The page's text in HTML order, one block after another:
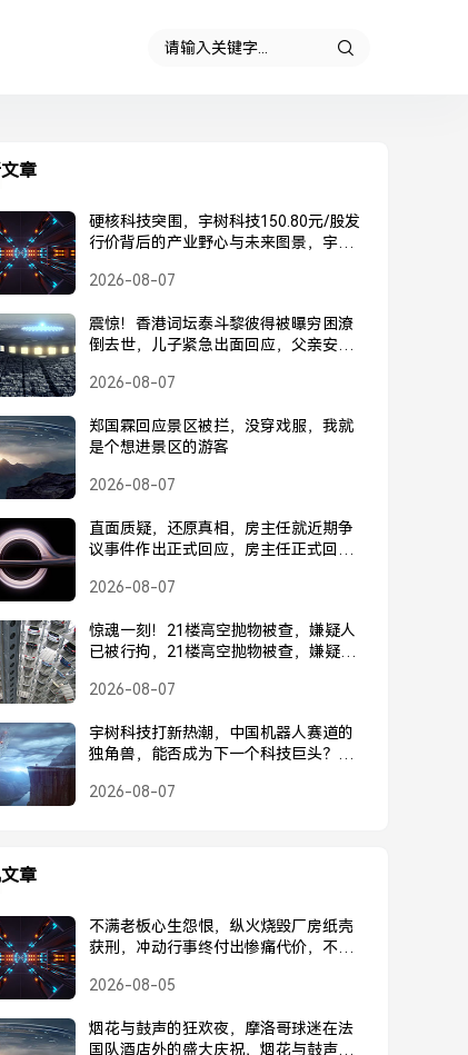
章
硬核科技突围，宇树科技150.80元/股发
行价背后的产业野心与未来图景，宇树
背后的产业野心与未来图景
2026-08-07
震惊！香港词坛泰斗黎彼得被曝穷困潦
倒去世，儿子紧急出面回应，父亲安
紧急回应，父亲安好并未离世
2026-08-07
郑国霖回应景区被拦，没穿戏服，我就
是个想进景区的游客
2026-08-07
直面质疑，还原真相，房主任就近期争
议事件作出正式回应，房主任正式回应
2026-08-07
惊魂一刻！21楼高空抛物被查，嫌疑人
已被行拘，21楼高空抛物被查，嫌疑人
2026-08-07
宇树科技打新热潮，中国机器人赛道的
独角兽，能否成为下一个科技巨头？宇
否成为下一个科技巨头？
2026-08-07
章
不满老板心生怨恨，纵火烧毁厂房纸壳
获刑，冲动行事终付出惨痛代价，不满
刑，冲动行事终付出惨痛代价
2026-08-05
烟花与鼓声的狂欢夜，摩洛哥球迷在法
国队酒店外的盛大庆祝，烟花与鼓声的